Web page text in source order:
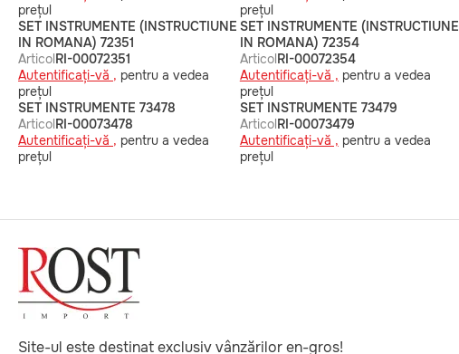
prețul
prețul
SET INSTRUMENTE (INSTRUCTIUNE
IN ROMANA) 72351
ArticolRI-00072351
Autentificați-vă , pentru a vedea
prețul
SET INSTRUMENTE (INSTRUCTIUNE
IN ROMANA) 72354
ArticolRI-00072354
Autentificați-vă , pentru a vedea
prețul
SET INSTRUMENTE 73478
ArticolRI-00073478
Autentificați-vă , pentru a vedea
prețul
SET INSTRUMENTE 73479
ArticolRI-00073479
Autentificați-vă , pentru a vedea
prețul
Site-ul este destinat exclusiv vânzărilor en-gros!